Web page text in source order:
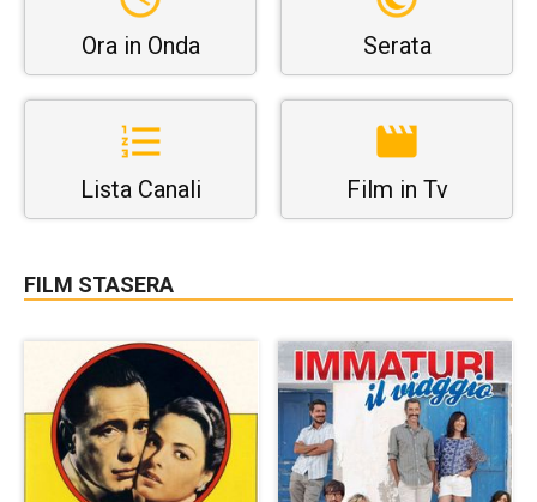
Ora in Onda Serata
Lista Canali Film in Tv
FILM STASERA